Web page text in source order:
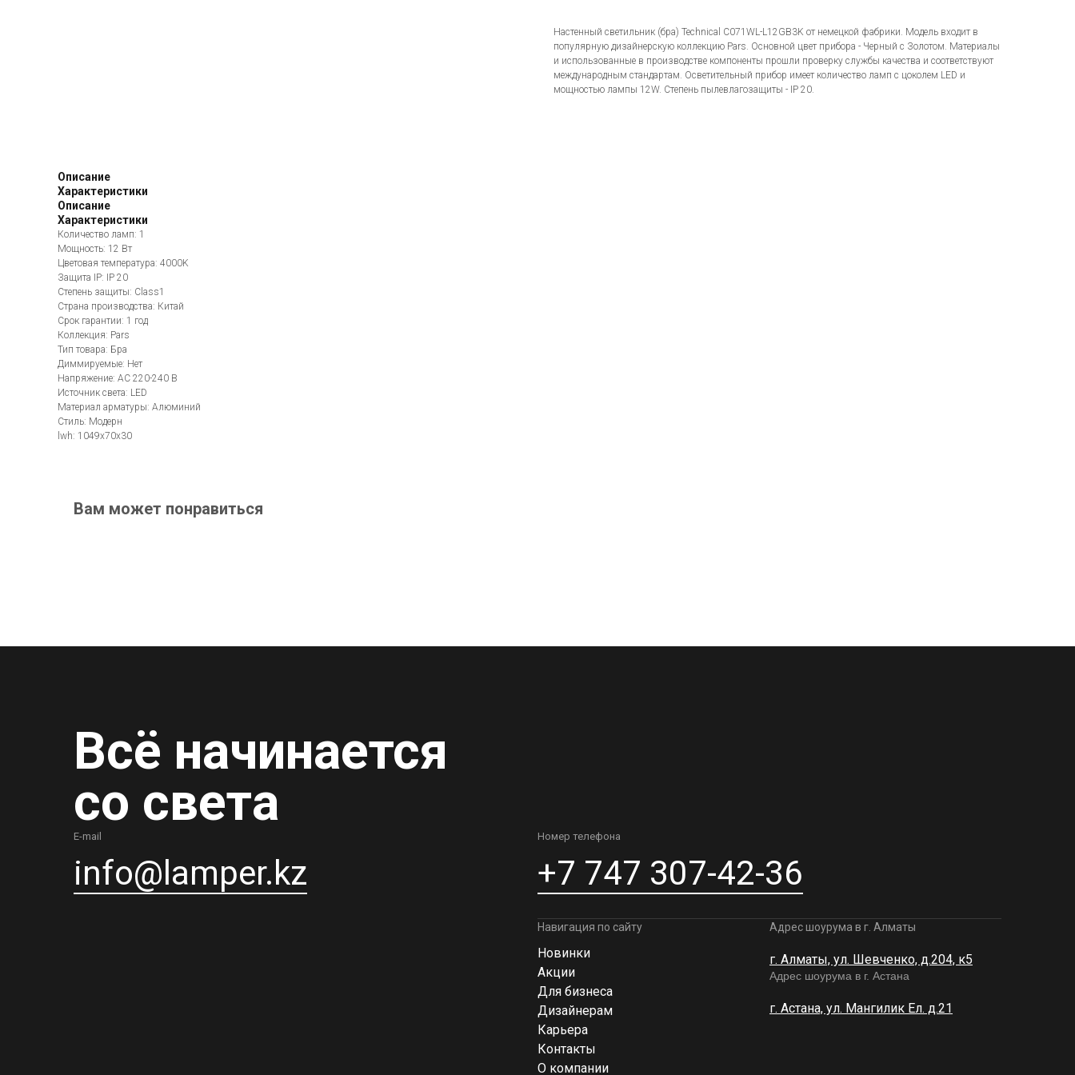
Настенный светильник (бра) Technical C071WL-L12GB3K от немецкой фабрики. Модель входит в
популярную дизайнерскую коллекцию Pars. Основной цвет прибора - Черный с Золотом. Материалы
и использованные в производстве компоненты прошли проверку службы качества и соответствуют
международным стандартам. Осветительный прибор имеет количество ламп с цоколем LED и
мощностью лампы 12W. Степень пылевлагозащиты - IP 20.
Описание
Характеристики
Описание
Характеристики
Количество ламп: 1
Мощность: 12 Вт
Цветовая температура: 4000K
Защита IP: IP 20
Степень защиты: Class1
Страна производства: Китай
Срок гарантии: 1 год
Коллекция: Pars
Тип товара: Бра
Диммируемые: Нет
Напряжение: AC 220-240 В
Источник света: LED
Материал арматуры: Алюминий
Стиль: Модерн
lwh: 1049x70x30
Вам может понравиться
Всё начинается
со света
E-mail
info@lamper.kz
Номер телефона
+7 747 307-42-36
Навигация по сайту
Новинки
Акции
Для бизнеса
Дизайнерам
Карьера
Контакты
О компании
Адрес шоурума в г. Алматы
г. Алматы, ул. Шевченко, д.204, к5
Адрес шоурума в г. Астана
г. Астана, ул. Мангилик Ел. д.21